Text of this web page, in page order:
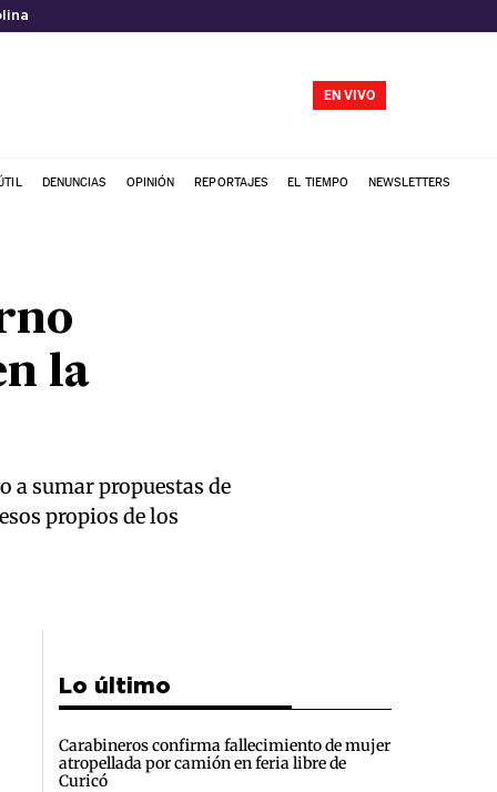
EN VIVO
DENUNCIAS OPINIÓN REPORTAJES EL TIEMPO NEWSLETTERS
la
a sumar propuestas de
propios de los
Lo último
Carabineros confirma fallecimiento de mujer
atropellada por camión en feria libre de
Curicó